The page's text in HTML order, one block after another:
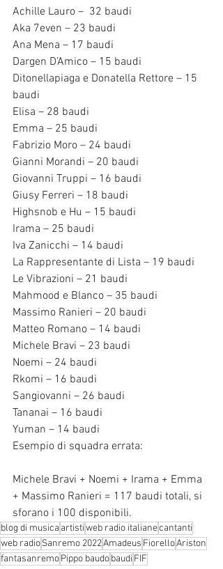
Achille Lauro –  32 baudi
Aka 7even – 23 baudi
Ana Mena – 17 baudi
Dargen D’Amico – 15 baudi
Ditonellapiaga e Donatella Rettore – 15
baudi
Elisa – 28 baudi
Emma – 25 baudi
Fabrizio Moro – 24 baudi
Gianni Morandi – 20 baudi
Giovanni Truppi – 16 baudi
Giusy Ferreri – 18 baudi
Highsnob e Hu – 15 baudi
Irama – 25 baudi
Iva Zanicchi – 14 baudi
La Rappresentante di Lista – 19 baudi
Le Vibrazioni – 21 baudi
Mahmood e Blanco – 35 baudi
Massimo Ranieri – 20 baudi
Matteo Romano – 14 baudi
Michele Bravi – 23 baudi
Noemi – 24 baudi
Rkomi – 16 baudi
Sangiovanni – 26 baudi
Tananai – 16 baudi
Yuman – 14 baudi
Esempio di squadra errata:
Michele Bravi + Noemi + Irama + Emma
+ Massimo Ranieri = 117 baudi totali, si
sforano i 100 disponibili.
blog di musica artistiweb radio italianecantanti
web radioSanremo 2022Amadeus FiorelloAriston
fantasanremoPippo baudobaudi FIF